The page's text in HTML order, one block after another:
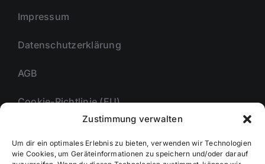
Zustimmung verwalten
Um dir ein optimales Erlebnis zu bieten, verwenden wir Technologien
wie Cookies, um Geräteinformationen zu speichern und/oder darauf
Impressum
Datenschutzerklärung
AGB
Cookie-Richtlinie (EU)
Unternehmmen